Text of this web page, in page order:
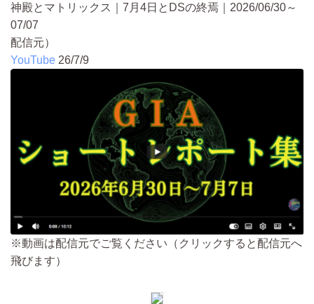
神殿とマトリックス｜7月4日とDSの終焉｜2026/06/30～
07/07
配信元）
YouTube 26/7/9
※動画は配信元でご覧ください（クリックすると配信元へ
飛びます）